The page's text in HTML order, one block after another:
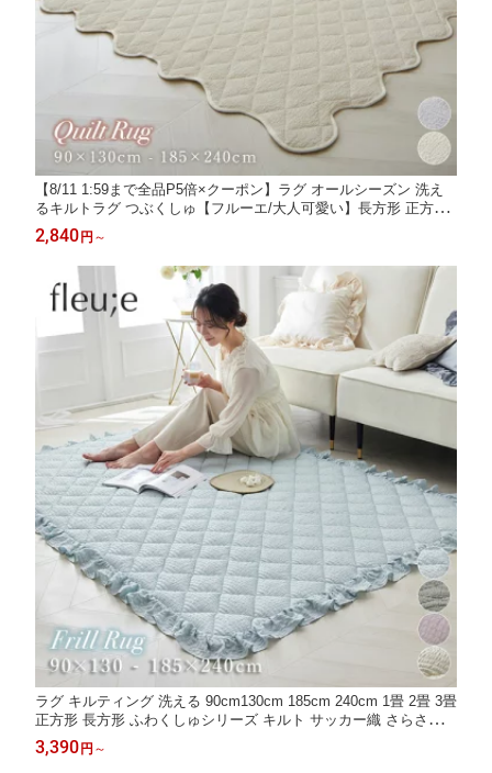
【8/11 1:59まで全品P5倍×クーポン】ラグ オールシーズン 洗え
るキルトラグ つぶくしゅ【フルーエ/大人可愛い】長方形 正方形
マット カーペット 大人かわいい fleu;e 床暖房対応 ホットカーペ
ット対応 春 夏用 nissen ニッセン ◆
2,840 円 ～
ラグ キルティング 洗える 90cm130cm 185cm 240cm 1畳 2畳 3畳
正方形 長方形 ふわくしゅシリーズ キルト サッカー織 さらさら
涼感 おしゃれ かわいい 模様替え おしゃれ 春 夏 秋 冬 夏用 涼 fle
u;e フルーエ 大人可愛い nissen ニッセン ◆
3,390 円 ～